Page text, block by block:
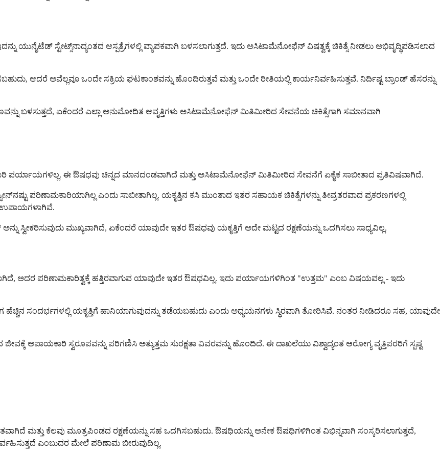
ಯುನೈಟೆಡ್ ಸ್ಟೇಟ್ಸ್‌ನಾದ್ಯಂತದ ಆಸ್ಪತ್ರೆಗಳಲ್ಲಿ ವ್ಯಾಪಕವಾಗಿ ಬಳಸಲಾಗುತ್ತದೆ. ಇದು ಅಸಿಟಾಮೆನೋಫೆನ್ ವಿಷತ್ವಕ್ಕೆ ಚಿಕಿತ್ಸೆ ನೀಡಲು ಅಭಿವೃದ್ಧಿಪಡಿಸಲಾದ
ಆದರೆ ಅವೆಲ್ಲವೂ ಒಂದೇ ಸಕ್ರಿಯ ಘಟಕಾಂಶವನ್ನು ಹೊಂದಿರುತ್ತವೆ ಮತ್ತು ಒಂದೇ ರೀತಿಯಲ್ಲಿ ಕಾರ್ಯನಿರ್ವಹಿಸುತ್ತವೆ. ನಿರ್ದಿಷ್ಟ ಬ್ರಾಂಡ್ ಹೆಸರನ್ನು
ಬಳಸುತ್ತದೆ, ಏಕೆಂದರೆ ಎಲ್ಲಾ ಅನುಮೋದಿತ ಆವೃತ್ತಿಗಳು ಅಸಿಟಾಮೆನೋಫೆನ್ ಮಿತಿಮೀರಿದ ಸೇವನೆಯ ಚಿಕಿತ್ಸೆಗಾಗಿ ಸಮಾನವಾಗಿ
ಪರ್ಯಾಯಗಳಿಲ್ಲ. ಈ ಔಷಧವು ಚಿನ್ನದ ಮಾನದಂಡವಾಗಿದೆ ಮತ್ತು ಅಸಿಟಾಮೆನೋಫೆನ್ ಮಿತಿಮೀರಿದ ಸೇವನೆಗೆ ಏಕೈಕ ಸಾಬೀತಾದ ಪ್ರತಿವಿಷವಾಗಿದೆ.
ಪರಿಣಾಮಕಾರಿಯಾಗಿಲ್ಲ ಎಂದು ಸಾಬೀತಾಗಿಲ್ಲ. ಯಕೃತ್ತಿನ ಕಸಿ ಮುಂತಾದ ಇತರ ಸಹಾಯಕ ಚಿಕಿತ್ಸೆಗಳನ್ನು ತೀವ್ರತರವಾದ ಪ್ರಕರಣಗಳಲ್ಲಿ
ಉಪಾಯಗಳಾಗಿವೆ.
ಸ್ವೀಕರಿಸುವುದು ಮುಖ್ಯವಾಗಿದೆ, ಏಕೆಂದರೆ ಯಾವುದೇ ಇತರ ಔಷಧವು ಯಕೃತ್ತಿಗೆ ಅದೇ ಮಟ್ಟದ ರಕ್ಷಣೆಯನ್ನು ಒದಗಿಸಲು ಸಾಧ್ಯವಿಲ್ಲ.
ಅದರ ಪರಿಣಾಮಕಾರಿತ್ವಕ್ಕೆ ಹತ್ತಿರವಾಗುವ ಯಾವುದೇ ಇತರ ಔಷಧವಿಲ್ಲ. ಇದು ಪರ್ಯಾಯಗಳಿಗಿಂತ "ಉತ್ತಮ" ಎಂಬ ವಿಷಯವಲ್ಲ - ಇದು
ಸಂದರ್ಭಗಳಲ್ಲಿ ಯಕೃತ್ತಿಗೆ ಹಾನಿಯಾಗುವುದನ್ನು ತಡೆಯಬಹುದು ಎಂದು ಅಧ್ಯಯನಗಳು ಸ್ಥಿರವಾಗಿ ತೋರಿಸಿವೆ. ನಂತರ ನೀಡಿದರೂ ಸಹ, ಯಾವುದೇ
ಅಪಾಯಕಾರಿ ಸ್ವರೂಪವನ್ನು ಪರಿಗಣಿಸಿ ಅತ್ಯುತ್ತಮ ಸುರಕ್ಷತಾ ವಿವರವನ್ನು ಹೊಂದಿದೆ. ಈ ದಾಖಲೆಯು ವಿಶ್ವಾದ್ಯಂತ ಆರೋಗ್ಯ ವೃತ್ತಿಪರರಿಗೆ ಸ್ಪಷ್ಟ
ಮತ್ತು ಕೆಲವು ಮೂತ್ರಪಿಂಡದ ರಕ್ಷಣೆಯನ್ನು ಸಹ ಒದಗಿಸಬಹುದು. ಔಷಧಿಯನ್ನು ಅನೇಕ ಔಷಧಿಗಳಿಗಿಂತ ವಿಭಿನ್ನವಾಗಿ ಸಂಸ್ಕರಿಸಲಾಗುತ್ತದೆ,
ಎಂಬುದರ ಮೇಲೆ ಪರಿಣಾಮ ಬೀರುವುದಿಲ್ಲ.